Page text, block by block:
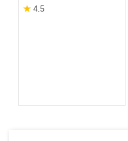
4.5
★